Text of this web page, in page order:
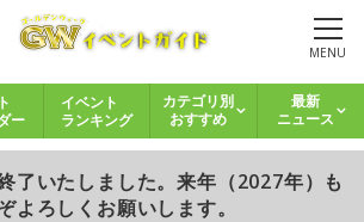
MENU
ー
イベント
ランキング
カテゴリ別
おすすめ
最新
ニュース
了いたしました。来年（2027年）も
よろしくお願いします。